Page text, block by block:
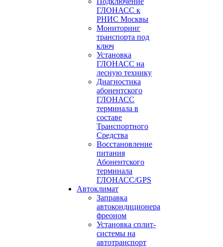
ГЛОНАСС к
РНИС Москвы
Мониторинг
транспорта под
ключ
Установка
ГЛОНАСС на
лесную технику
Диагностика
абонентского
ГЛОНАСС
терминала в
составе
Транспортного
Средства
Восстановление
питания
Абонентского
терминала
ГЛОНАСС/GPS
Автоклимат
Заправка
автокондиционера
фреоном
Установка сплит-
системы на
автотранспорт